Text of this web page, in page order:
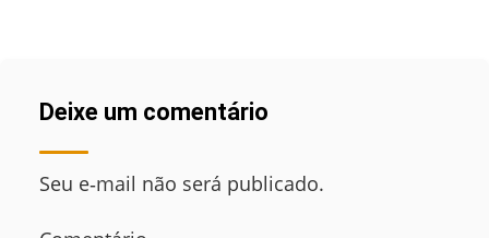
Deixe um comentário
Seu e‑mail não será publicado.